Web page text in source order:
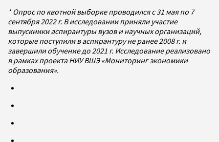
* Опрос по квотной выборке проводился с 31 мая по 7
сентября 2022 г. В исследовании приняли участие
выпускники аспирантуры вузов и научных организаций,
которые поступили в аспирантуру не ранее 2008 г. и
завершили обучение до 2021 г. Исследование реализовано
в рамках проекта НИУ ВШЭ «Мониторинг экономики
образования».